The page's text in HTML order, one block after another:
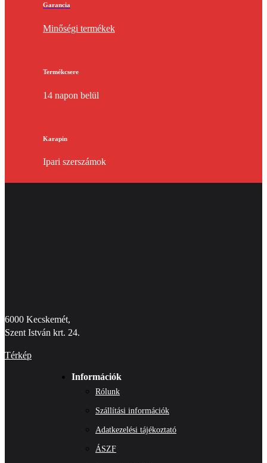
Garancia
Minőségi termékek
Termékcsere
14 napon belül
Karapin
Ipari szerszámok
6000 Kecskemét,
Szent István krt. 24.
Térkép
Információk
Rólunk
Szállítási információk
Adatkezelési tájékoztató
ÁSZF